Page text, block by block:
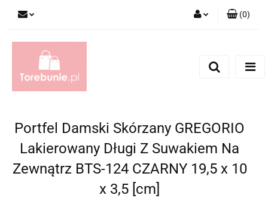
(0)
Portfel Damski Skórzany GREGORIO
Lakierowany Długi Z Suwakiem Na
Zewnątrz BTS-124 CZARNY 19,5 x 10
x 3,5 [cm]